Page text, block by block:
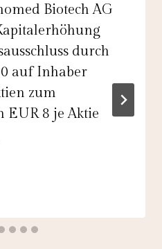
Biotech AG
durch
auf Inhaber
zum
EUR 8 je Aktie